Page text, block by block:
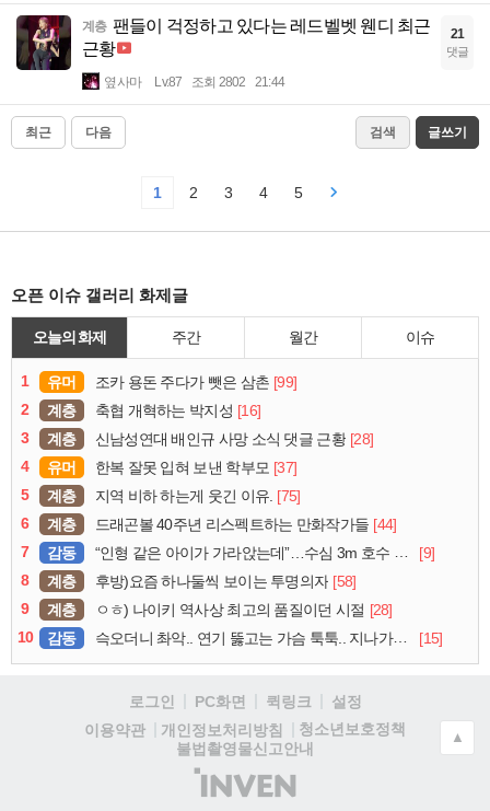
계층 팬들이 걱정하고 있다는 레드벨벳 웬디 최근
근황
옆사마 Lv.87 조회 2802 21:44
21
댓글
최근 다음 검색 글쓰기
1 2 3 4 5
오픈 이슈 갤러리 화제글
오늘의 화제 주간 월간 이슈
1 유머 조카 용돈 주다가 뺏은 삼촌 [99]
2
계층 축협 개혁하는 박지성 [16]
3
계층 신남성연대 배인규 사망 소식 댓글 근황 [28]
4
유머 한복 잘못 입혀 보낸 학부모 [37]
5
계층 지역 비하 하는게 웃긴 이유. [75]
6
계층 드래곤볼 40주년 리스펙트하는 만화작가들 [44]
7
감동 “인형 같은 아이가 가라앉는데”…수심 3m 호수 뛰어든 60대 의인
[9]
8
계층 후방)요즘 하나둘씩 보이는 투명의자 [58]
9
계층 ㅇㅎ) 나이키 역사상 최고의 품질이던 시절 [28]
10
감동 슥오더니 촤악.. 연기 뚫고는 가슴 툭툭.. 지나가던 아재의 정체 [15]
로그인 PC화면 퀵링크
설정
이용약관
개인정보처리방침
청소년보호정책
불법촬영물신고안내
(주)
인
▲